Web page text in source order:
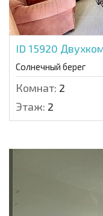
ID 15920
Солнечный берег
Комнат: 2
Этаж: 2